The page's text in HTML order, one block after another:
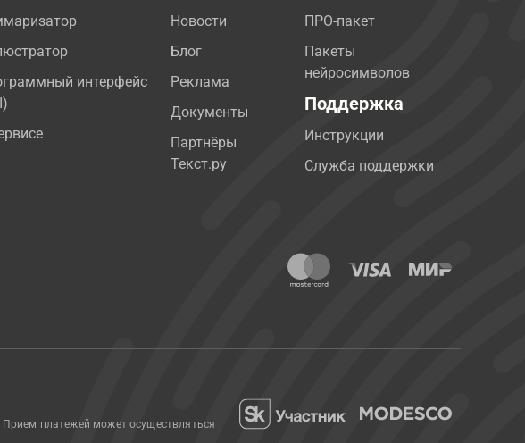
интерфейс
Новости
Блог
Реклама
Документы
Партнёры
Текст.ру
ПРО-пакет
Пакеты
нейросимволов
Поддержка
Инструкции
Служба поддержки
платежей может осуществляться